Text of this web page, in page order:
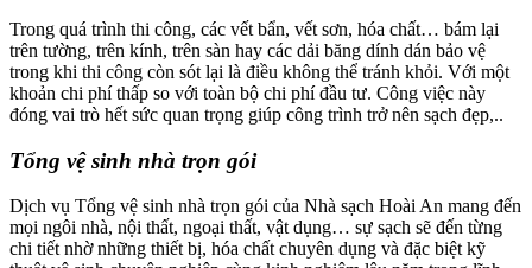
Trong quá trình thi công, các vết bẩn, vết sơn, hóa chất… bám lại
trên tường, trên kính, trên sàn hay các dải băng dính dán bảo vệ
trong khi thi công còn sót lại là điều không thể tránh khỏi. Với một
khoản chi phí thấp so với toàn bộ chi phí đầu tư. Công việc này
đóng vai trò hết sức quan trọng giúp công trình trở nên sạch đẹp,..
Tổng vệ sinh nhà trọn gói
Dịch vụ Tổng vệ sinh nhà trọn gói của Nhà sạch Hoài An mang đến
mọi ngôi nhà, nội thất, ngoại thất, vật dụng… sự sạch sẽ đến từng
chi tiết nhờ những thiết bị, hóa chất chuyên dụng và đặc biệt kỹ